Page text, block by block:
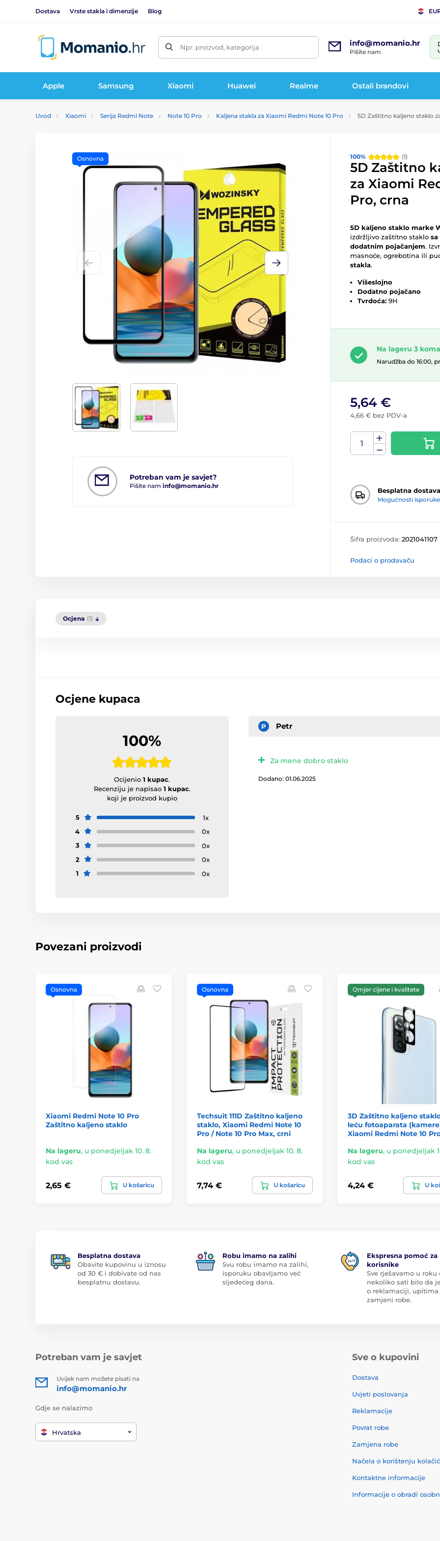
Dostava Vrste stakla i dimenzije Blog
Npr. proizvod, kategorija info@momanio.hr
Pišite nam
Apple Samsung Xiaomi Huawei Realme Ostali brandovi
Uvod Xiaomi Serija Redmi Note Note 10 Pro Kaljena stakla za Xiaomi Redmi Note 10 Pro 5D Zaštitno kaljeno staklo
100% (1)
Potreban vam je savjet?
Pišite nam info@momanio.hr
Osnovna
5D Zaštitno
za Xiaomi
Pro, crna
5D kaljeno staklo marke
izdržljivo zaštitno staklo
dodatnim pojačanjem.
masnoće, ogrebotina ili
stakla.
Višeslojno
Dodatno pojačano
Tvrdoća: 9H
Na lageru 3
Narudžba do 16:00,
5,64 €
4,66 € bez PDV-a
Besplatna dostava
Mogućnosti isporuke
Šifra proizvoda: 2021041107
Podaci o prodavaču
Ocjena (1)
Ocjene kupaca
100%
Ocijenio1 kupac.
Recenziju je napisao 1 kupac.
koji je proizvod kupio
5
1x
4
0x
3
0x
2
0x
1
0x
P Petr
Za mene dobro staklo
Dodano: 01.06.2025
Povezani proizvodi
Osnovna
Xiaomi Redmi Note 10 Pro
Zaštitno kaljeno staklo
Na lageru, u ponedjeljak 10. 8.
kod vas
2,65 € U košaricu
Osnovna
Techsuit 111D Zaštitno kaljeno
staklo, Xiaomi Redmi Note 10
Pro / Note 10 Pro Max, crni
Na lageru, u ponedjeljak 10. 8.
kod vas
7,74 € U košaricu
Omjer cijene i kvalitete
3D Zaštitno kaljeno
leću fotoaparata
Xiaomi Redmi Note 10
Na lageru, u ponedjeljak
kod vas
4,24 € U
Besplatna dostava
Obavite kupovinu u iznosu
od 30 € i dobivate od nas
besplatnu dostavu.
Robu imamo na zalihi
Svu robu imamo na zalihi,
isporuku obavljamo već
sljedećeg dana.
Ekspresna pomoć za
korisnike
Sve rješavamo u roku
nekoliko sati bilo da
o reklamaciji,
zamjeni robe.
Potreban vam je savjet
Uvijek nam možete pisati na
info@momanio.hr
Gdje se nalazimo
Hrvatska
Sve o kupovini
Dostava
Uvjeti poslovanja
Reklamacije
Povrat robe
Zamjena robe
Načela o korištenju
Kontaktne informacije
Informacije o obradi